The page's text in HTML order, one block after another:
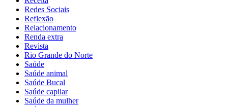
Redes Sociais
Reflexão
Relacionamento
Renda extra
Revista
Rio Grande do Norte
Saúde
Saúde animal
Saúde Bucal
Saúde capilar
Saúde da mulher